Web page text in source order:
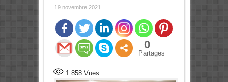
19 novembre 2021
0
Partages
1 858Vues